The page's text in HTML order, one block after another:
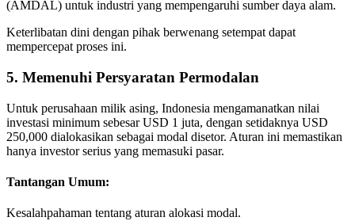
(AMDAL) untuk industri yang mempengaruhi sumber daya alam.
Keterlibatan dini dengan pihak berwenang setempat dapat
mempercepat proses ini.
5. Memenuhi Persyaratan Permodalan
Untuk perusahaan milik asing, Indonesia mengamanatkan nilai
investasi minimum sebesar USD 1 juta, dengan setidaknya USD
250,000 dialokasikan sebagai modal disetor. Aturan ini memastikan
hanya investor serius yang memasuki pasar.
Tantangan Umum:
Kesalahpahaman tentang aturan alokasi modal.